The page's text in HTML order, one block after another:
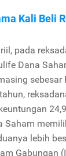
Kali Beli
pada
Dana
sebesar
Saham
lebih
Gabungan